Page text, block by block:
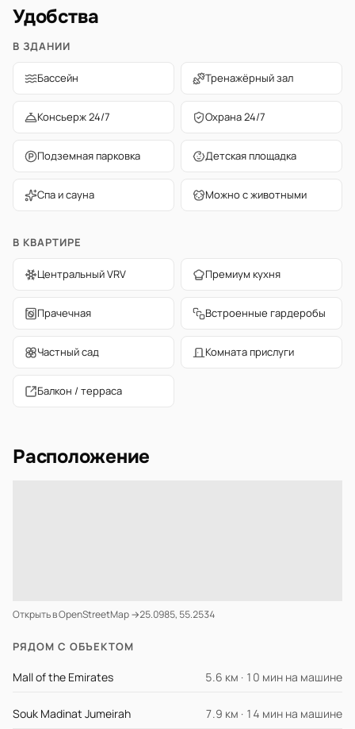
Удобства
В ЗДАНИИ
Бассейн Тренажёрный зал
Консьерж 24/7 Охрана 24/7
Подземная парковка Детская площадка
Спа и сауна Можно с животными
В КВАРТИРЕ
Центральный VRV Премиум кухня
Прачечная Встроенные гардеробы
Частный сад Комната прислуги
Балкон / терраса
Расположение
Открыть в OpenStreetMap →25.0985, 55.2534
РЯДОМ С ОБЪЕКТОМ
Mall of the Emirates 5.6 км · 10 мин на машине
Souk Madinat Jumeirah 7.9 км · 14 мин на машине